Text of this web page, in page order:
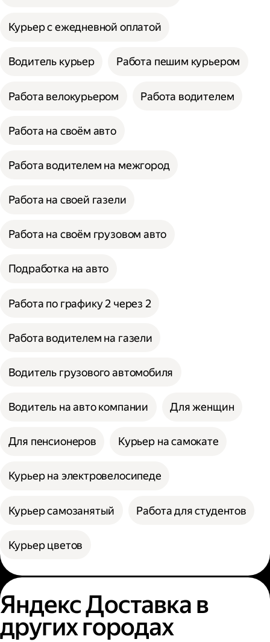
Курьер с ежедневной оплатой
Водитель курьер Работа пешим курьером
Работа велокурьером Работа водителем
Работа на своём авто
Работа водителем на межгород
Работа на своей газели
Работа на своём грузовом авто
Подработка на авто
Работа по графику 2 через 2
Работа водителем на газели
Водитель грузового автомобиля
Водитель на авто компании Для женщин
Для пенсионеров Курьер на самокате
Курьер на электровелосипеде
Курьер самозанятый Работа для студентов
Курьер цветов
Яндекс Доставка в
других городах